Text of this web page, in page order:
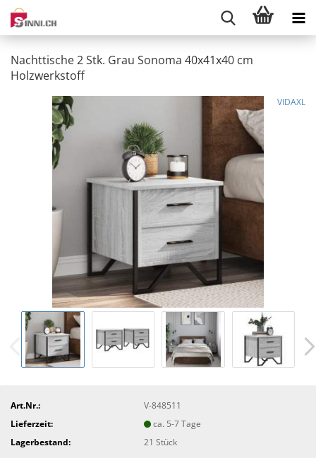
Nachttische 2 Stk. Grau Sonoma 40x41x40 cm
Holzwerkstoff
VIDAXL
Art.Nr.:
V-848511
Lieferzeit:
ca. 5-7 Tage
Lagerbestand:
21Stück